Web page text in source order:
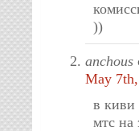
))
anchous
May
в киви
мтс на